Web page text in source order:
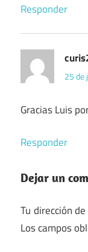
Responder
25 de
Gracias Luis
Responder
Dejar un
Tu dirección
Los campos